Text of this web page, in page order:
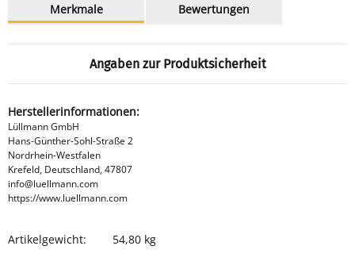
Merkmale
Bewertungen
Angaben zur Produktsicherheit
Herstellerinformationen:
Lüllmann GmbH
Hans-Günther-Sohl-Straße 2
Nordrhein-Westfalen
Krefeld, Deutschland, 47807
info@luellmann.com
https://www.luellmann.com
Produkteigenschaft
Wert
Artikelgewicht: 54,80 kg